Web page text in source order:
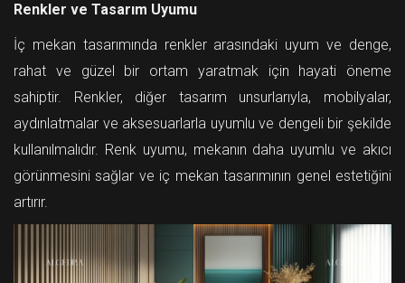
Renkler ve Tasarım Uyumu
İç mekan tasarımında renkler arasındaki uyum ve denge,
rahat ve güzel bir ortam yaratmak için hayati öneme
sahiptir. Renkler, diğer tasarım unsurlarıyla, mobilyalar,
aydınlatmalar ve aksesuarlarla uyumlu ve dengeli bir şekilde
kullanılmalıdır. Renk uyumu, mekanın daha uyumlu ve akıcı
görünmesini sağlar ve iç mekan tasarımının genel estetiğini
artırır.